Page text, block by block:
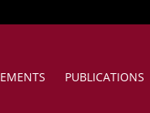
PUBLICATIONS